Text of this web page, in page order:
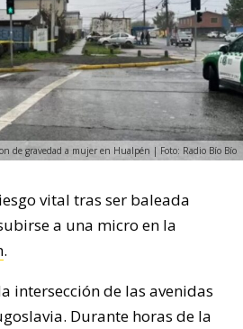
de gravedad a mujer en Hualpén | Foto: Radio Bío Bío
vital tras ser baleada
a una micro en la
.
intersección de las avenidas
Durante horas de la